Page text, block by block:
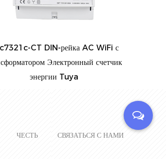
рейка AC WiFi с
Электронный счетчик
Tuya
Dac4301
электроэнергии
СВЯЗАТЬСЯ С НАМИ
ЧЕСТЬ